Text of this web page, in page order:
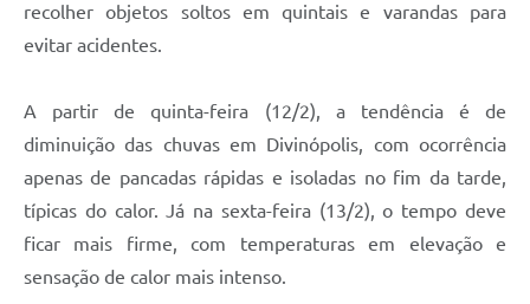
recolher objetos soltos em quintais e varandas para
evitar acidentes.
A partir de quinta-feira (12/2), a tendência é de
diminuição das chuvas em Divinópolis, com ocorrência
apenas de pancadas rápidas e isoladas no fim da tarde,
típicas do calor. Já na sexta-feira (13/2), o tempo deve
ficar mais firme, com temperaturas em elevação e
sensação de calor mais intenso.